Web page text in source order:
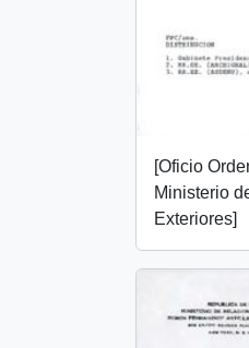
[Oficio
Ministerio
Exteriores]